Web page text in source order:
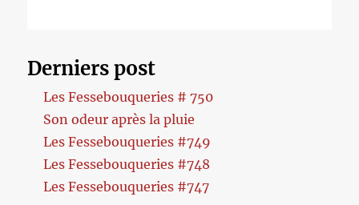
Derniers post
Les Fessebouqueries # 750
Son odeur après la pluie
Les Fessebouqueries #749
Les Fessebouqueries #748
Les Fessebouqueries #747